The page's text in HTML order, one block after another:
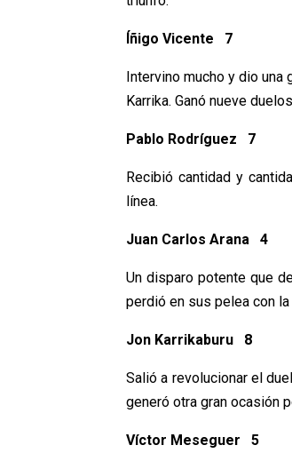
Íñigo Vicente 7
Intervino mucho y dio
Karrika. Ganó nueve
Pablo Rodríguez 7
Recibió cantidad y
línea.
Juan Carlos Arana 4
Un disparo potente que
perdió en sus pelea con la
Jon Karrikaburu 8
Salió a revolucionar el
generó otra gran ocasión
Víctor Meseguer 5